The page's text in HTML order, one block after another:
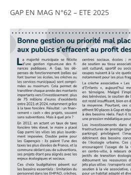
GAP EN MAG N°62 – ETE 2025